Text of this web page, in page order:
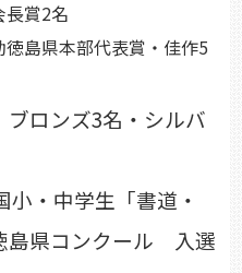
長賞2名
徳島県本部代表賞・佳作5
ロンズ3名・シルバ
小・中学生「書道・
島県コンクール 入選